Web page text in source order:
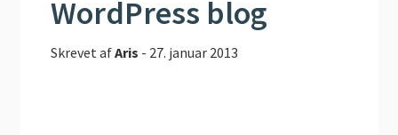
WordPress blog
Skrevet afAris - 27. januar 2013